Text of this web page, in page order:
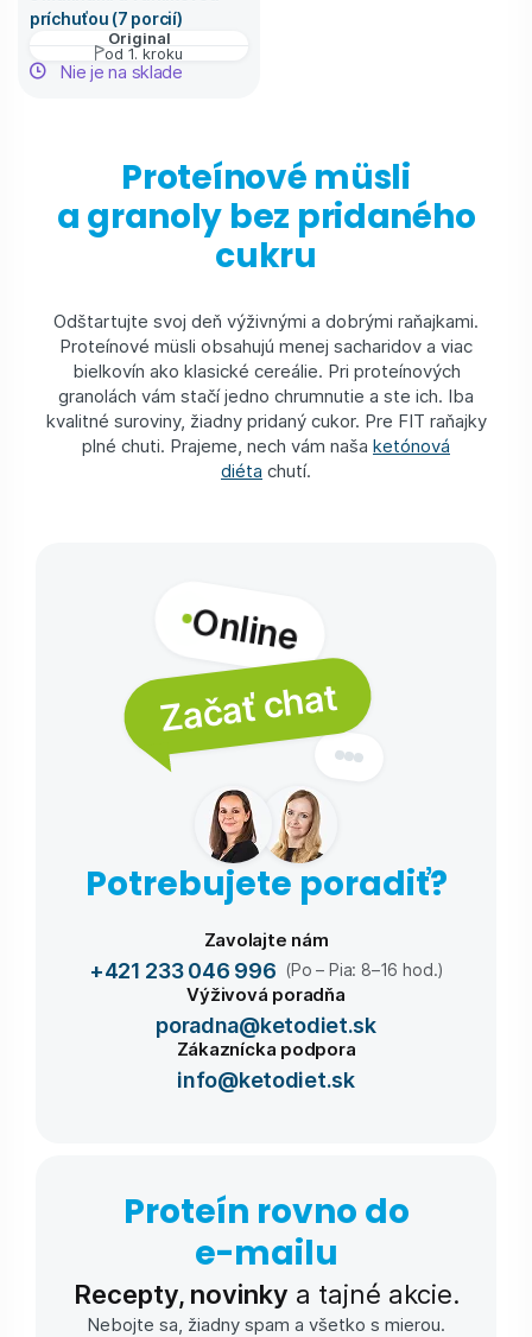
príchuťou (7 porcií)
Original
od 1. kroku
Nie je na sklade
Proteínové müsli
a granoly bez pridaného
cukru
Odštartujte svoj deň výživnými a dobrými raňajkami.
Proteínové müsli obsahujú menej sacharidov a viac
bielkovín ako klasické cereálie. Pri proteínových
granolách vám stačí jedno chrumnutie a ste ich. Iba
kvalitné suroviny, žiadny pridaný cukor. Pre FIT raňajky
plné chuti. Prajeme, nech vám naša ketónová
diéta chutí.
Online
Začať chat
Potrebujete poradiť?
Zavolajte nám
+421 233 046 996 (Po – Pia: 8–16 hod.)
Výživová poradňa
poradna@ketodiet.sk
Zákaznícka podpora
info@ketodiet.sk
Proteín rovno do
e-⁠mailu
Recepty, novinky a tajné akcie.
Nebojte sa, žiadny spam a všetko s mierou.